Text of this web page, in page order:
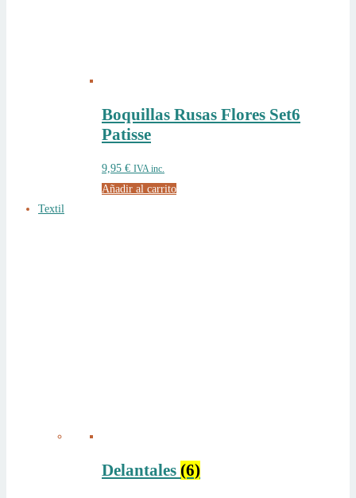
Boquillas Rusas Flores Set6
Patisse
9,95 € IVA inc.
Añadir al carrito
Textil
Delantales (6)